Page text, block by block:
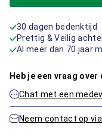
30 dagen bedenktijd
Prettig & Veilig
Al meer dan 70 jaar
Heb je een vraag
Chat met een
Neem contact op